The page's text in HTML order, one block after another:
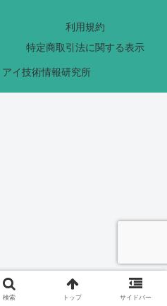
利用規約
特定商取引法に関する表示
イ技術情報研究所
検索 トップ サイドバー